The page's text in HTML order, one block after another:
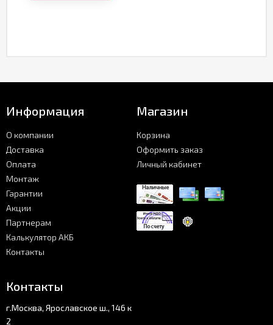
Информация
О компании
Доставка
Оплата
Монтаж
Гарантии
Акции
Партнерам
Калькулятор АКБ
Контакты
Магазин
Корзина
Оформить заказ
Личный кабинет
Контакты
г.Москва, Ярославское ш., 146 к
2